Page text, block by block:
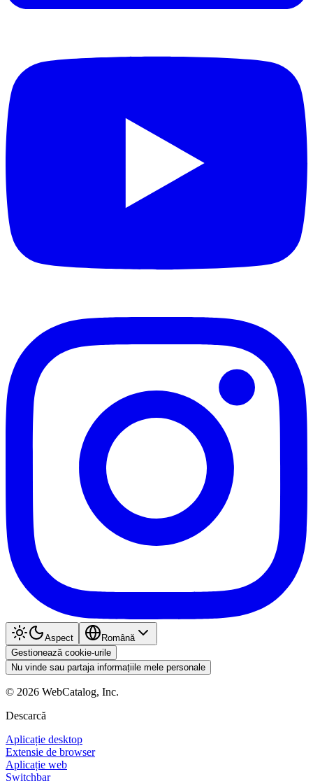
Aspect
Română
Gestionează cookie-urile
Nu vinde sau partaja informațiile mele personale
© 2026 WebCatalog, Inc.
Descarcă
Aplicație desktop
Extensie de browser
Aplicație web
Switchbar